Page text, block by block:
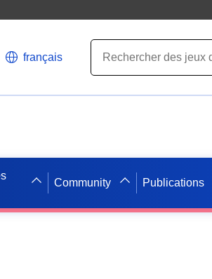
français
Community Publications